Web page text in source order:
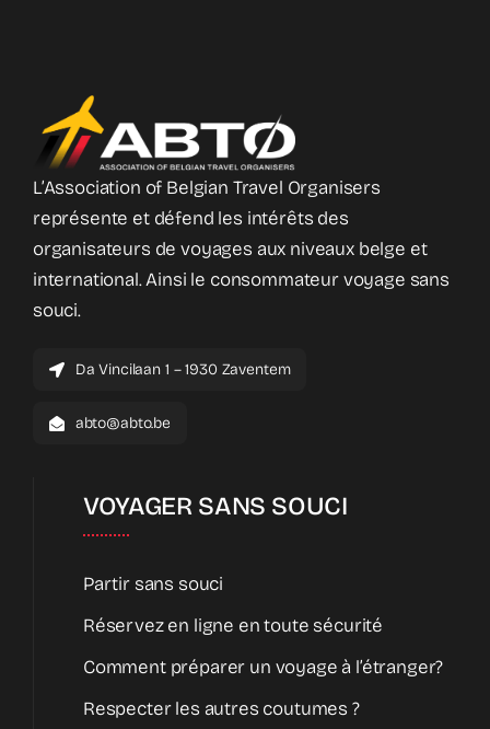
L’Association of Belgian Travel Organisers
représente et défend les intérêts des
organisateurs de voyages aux niveaux belge et
international. Ainsi le consommateur voyage sans
souci.
Da Vincilaan 1 – 1930 Zaventem
abto@abto.be
VOYAGER SANS SOUCI
Partir sans souci
Réservez en ligne en toute sécurité
Comment préparer un voyage à l’étranger?
Respecter les autres coutumes ?